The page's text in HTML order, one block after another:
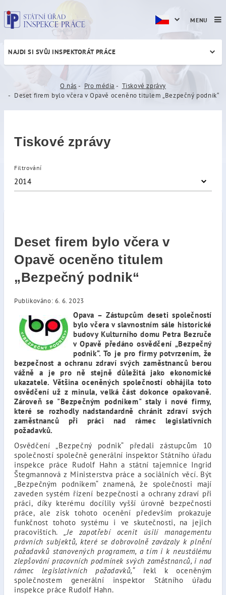
Deset firem bylo včera v
NAJDI SI SVŮJ INSPEKTORÁT PRÁCE
O nás Pro média
Tiskové zprávy
Deset firem bylo včera v Opavě oceněno titulem „Bezpečný podnik“
Tiskové zprávy
Filtrování
2014
Deset firem bylo včera v
Opavě oceněno titulem
„Bezpečný podnik“
Publikováno: 6. 6. 2023
Opava – Zástupcům deseti společností
bylo včera v slavnostním sále historické
budovy Kulturního domu Petra Bezruče
v Opavě předáno osvědčení „Bezpečný
podnik“. To je pro firmy potvrzením, že
bezpečnost a ochranu zdraví svých zaměstnanců berou
vážně a je pro ně stejně důležitá jako ekonomické
ukazatele. Většina oceněných společností obhájila toto
osvědčení už z minula, velká část dokonce opakovaně.
Zároveň se "Bezpečným podnikem" staly i nové firmy,
které se rozhodly nadstandardně chránit zdraví svých
zaměstnanců při práci nad rámec legislativních
požadavků.
Osvědčení „Bezpečný podnik“ předali zástupcům 10
společností společně generální inspektor Státního úřadu
inspekce práce Rudolf Hahn a státní tajemnice Ingrid
Štegmannová z Ministerstva práce a sociálních věcí. Být
„Bezpečným podnikem“ znamená, že společnosti mají
zaveden systém řízení bezpečnosti a ochrany zdraví při
práci, díky kterému docílily vyšší úrovně bezpečnosti
práce, ale zisk tohoto ocenění především prokazuje
funkčnost tohoto systému i ve skutečnosti, na jejich
pracovištích.„Je zapotřebí ocenit úsilí managementu
právních subjektů, které se dobrovolně zavázaly k plnění
požadavků stanovených programem, a tím i k neustálému
zlepšování pracovních podmínek svých zaměstnanců, i nad
rámec legislativních požadavků,“řekl k oceněným
společnostem generální inspektor Státního úřadu
inspekce práce Rudolf Hahn.
MENU